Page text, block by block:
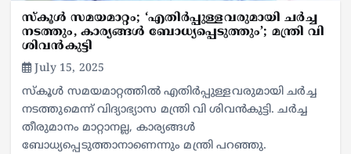
സ്കൂൾ സമയമാറ്റം; ‘എതിർപ്പുള്ളവരുമായി ചർച്ച
നടത്തും, കാര്യങ്ങൾ ബോധ്യപ്പെടുത്തും’; മന്ത്രി വി
ശിവൻകുട്ടി
July 15, 2025
സ്കൂൾ സമയമാറ്റത്തിൽ എതിർപ്പുള്ളവരുമായി ചർച്ച
നടത്തുമെന്ന് വിദ്യാഭ്യാസ മന്ത്രി വി ശിവൻകുട്ടി. ചർച്ച
തീരുമാനം മാറ്റാനല്ല, കാര്യങ്ങൾ
ബോധ്യപ്പെടുത്താനാണെന്നും മന്ത്രി പറഞ്ഞു.